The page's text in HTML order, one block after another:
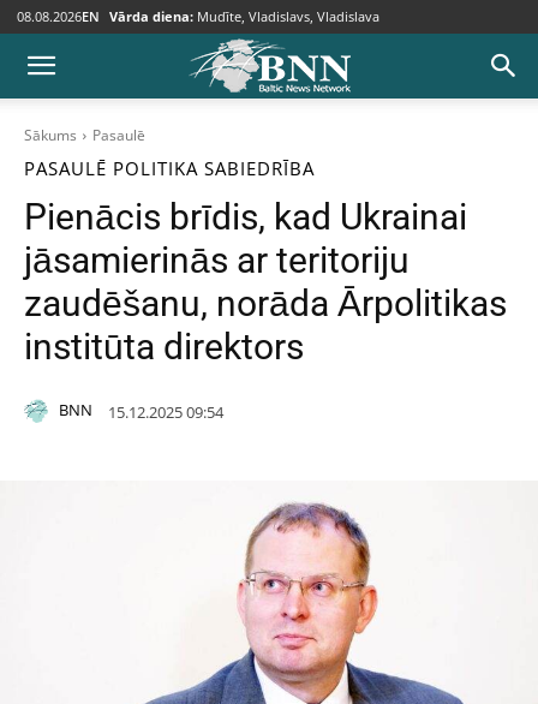
08.08.2026EN Vārda diena: Mudīte, Vladislavs, Vladislava
Sākums Pasaulē
PASAULĒ POLITIKA SABIEDRĪBA
Pienācis brīdis, kad Ukrainai
jāsamierinās ar teritoriju
zaudēšanu, norāda Ārpolitikas
institūta direktors
BNN 15.12.2025 09:54